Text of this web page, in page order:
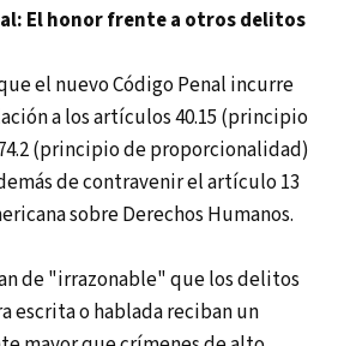
El honor frente a otros delitos
el nuevo Código Penal incurre
a los artículos 40.15 (principio
(principio de proporcionalidad)
de contravenir el artículo 13
sobre Derechos Humanos.
de "irrazonable" que los delitos
escrita o hablada reciban un